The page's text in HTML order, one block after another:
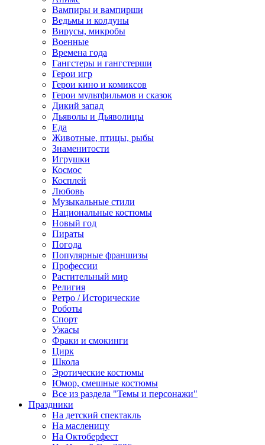
Вампиры и вампирши
Ведьмы и колдуны
Вирусы, микробы
Военные
Времена года
Гангстеры и гангстерши
Герои игр
Герои кино и комиксов
Герои мультфильмов и сказок
Дикий запад
Дьяволы и Дьяволицы
Еда
Животные, птицы, рыбы
Знаменитости
Игрушки
Космос
Косплей
Любовь
Музыкальные стили
Национальные костюмы
Новый год
Пираты
Погода
Популярные франшизы
Профессии
Растительный мир
Религия
Ретро / Исторические
Роботы
Спорт
Ужасы
Фраки и смокинги
Цирк
Школа
Эротические костюмы
Юмор, смешные костюмы
Все из раздела "Темы и персонажи"
Праздники
На детский спектакль
На масленицу
На Октоберфест